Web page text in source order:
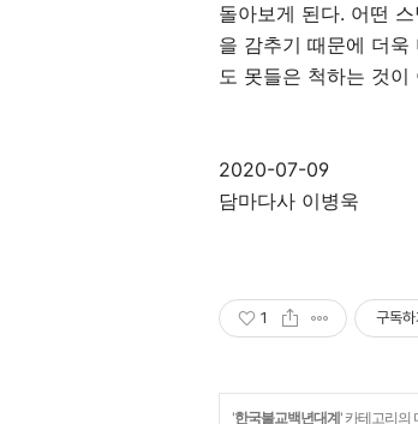
돌아보게 된다. 어떤
을 감추기 때문에 더
도 못들은 척하는 것
2020-07-09
담마다사 이병욱
1 구독하
'한국불교백년대계' 카테고리의